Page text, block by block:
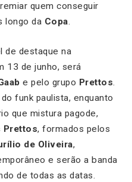
quem conseguir
longo da Copa.
de destaque na
13 de junho, será
e pelo grupo Prettos.
funk paulista, enquanto
que mistura pagode,
Prettos, formados pelos
de Oliveira,
e serão a banda
de todas as datas.